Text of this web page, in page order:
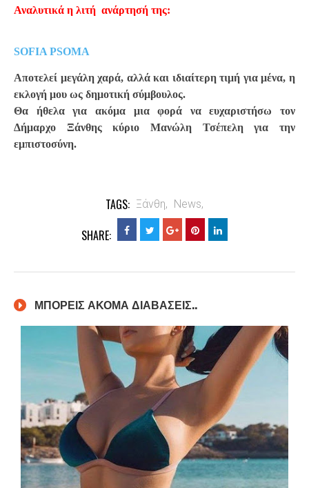
Αναλυτικά η λιτή ανάρτησή της:
SOFIA PSOMA
Αποτελεί μεγάλη χαρά, αλλά και ιδιαίτερη τιμή για μένα, η
εκλογή μου ως δημοτική σύμβουλος.
Θα ήθελα για ακόμα μια φορά να ευχαριστήσω τον
Δήμαρχο Ξάνθης κύριο Μανώλη Τσέπελη για την
εμπιστοσύνη.
TAGS: Ξάνθη, News,
SHARE:
ΜΠΟΡΕΙΣ ΑΚΟΜΑ ΔΙΑΒΑΣΕΙΣ..